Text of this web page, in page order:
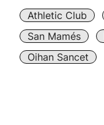
Athletic Club
San Mamés
Oihan Sancet